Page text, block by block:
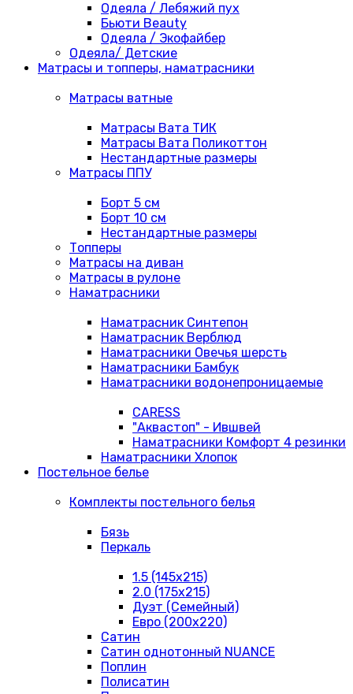
Одеяла / Лебяжий пух
Бьюти Beauty
Одеяла / Экофайбер
Одеяла/ Детские
Матрасы и топперы, наматрасники
Матрасы ватные
Матрасы Вата ТИК
Матрасы Вата Поликоттон
Нестандартные размеры
Матрасы ППУ
Борт 5 см
Борт 10 см
Нестандартные размеры
Топперы
Матрасы на диван
Матрасы в рулоне
Наматрасники
Наматрасник Синтепон
Наматрасник Верблюд
Наматрасники Овечья шерсть
Наматрасники Бамбук
Наматрасники водонепроницаемые
CARESS
"Аквастоп" - Ившвей
Наматрасники Комфорт 4 резинки
Наматрасники Хлопок
Постельное белье
Комплекты постельного белья
Бязь
Перкаль
1.5 (145х215)
2.0 (175х215)
Дуэт (Семейный)
Евро (200х220)
Сатин
Сатин однотонный NUANCE
Поплин
Полисатин